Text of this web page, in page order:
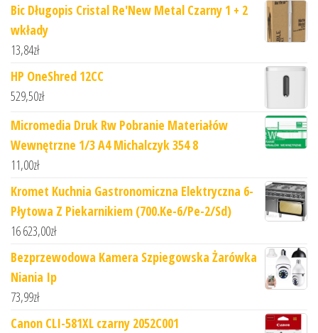
Bic Długopis Cristal Re'New Metal Czarny 1 + 2
wkłady
13,84zł
HP OneShred 12CC
529,50zł
Micromedia Druk Rw Pobranie Materiałów
Wewnętrzne 1/3 A4 Michalczyk 354 8
11,00zł
Kromet Kuchnia Gastronomiczna Elektryczna 6-
Płytowa Z Piekarnikiem (700.Ke-6/Pe-2/Sd)
16 623,00zł
Bezprzewodowa Kamera Szpiegowska Żarówka
Niania Ip
73,99zł
Canon CLI-581XL czarny 2052C001